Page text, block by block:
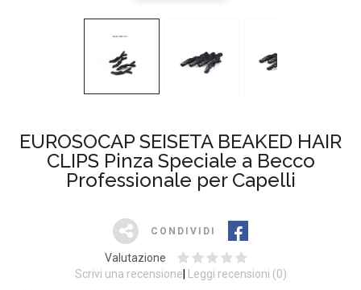
EUROSOCAP SEISETA BEAKED HAIR
CLIPS Pinza Speciale a Becco
Professionale per Capelli
CONDIVIDI
Valutazione
Scrivi una recensione
Leggi recensioni (0)